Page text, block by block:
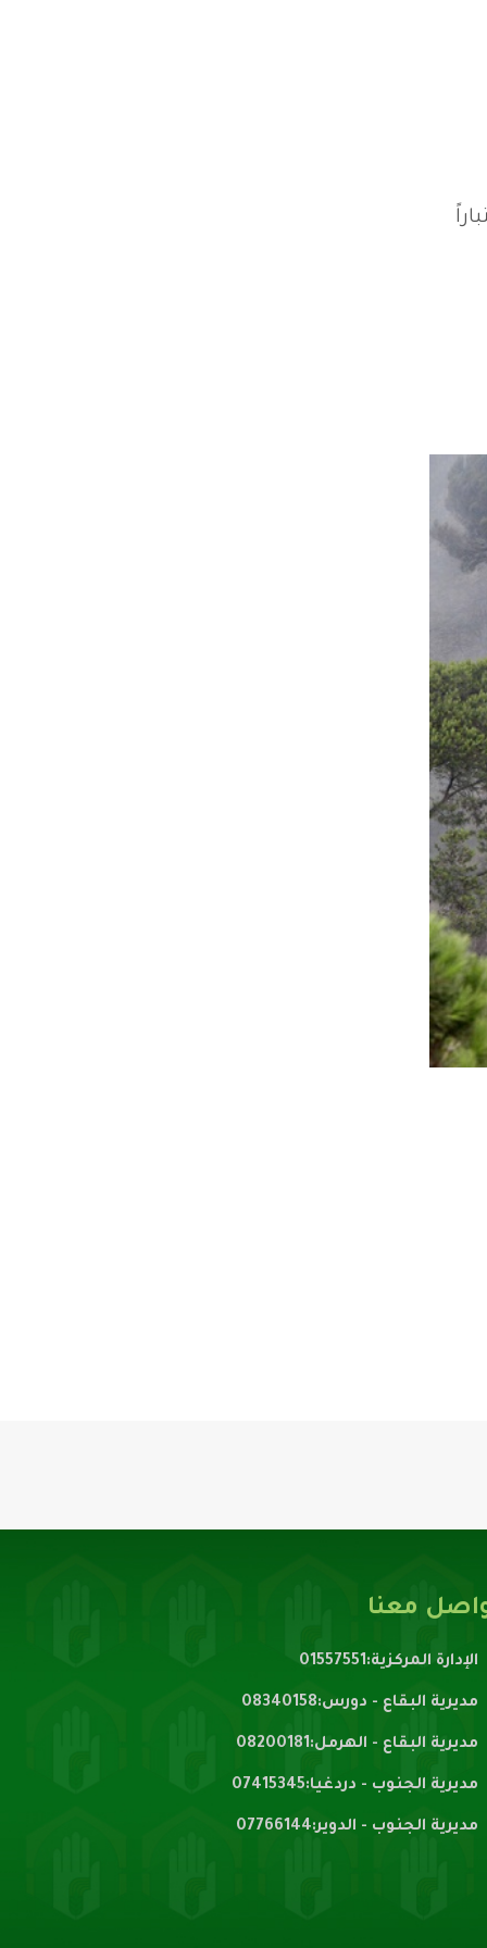
) وذلك اعتباراً
معنا
الإدارة المركزية:01557551
مديرية البقاع - دورس:08340158
مديرية البقاع - الهرمل:08200181
مديرية الجنوب - دردغيا:07415345
مديرية الجنوب - الدوير:07766144